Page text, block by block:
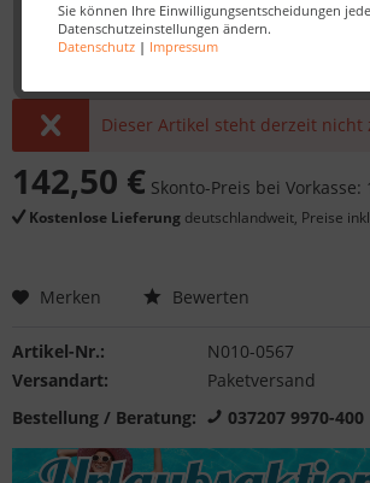
Sie können Ihre Einwilligungsentscheidungen
Datenschutzeinstellungen ändern.
Datenschutz| Impressum
Dieser Artikel steht derzeit nicht
142,50 € Skonto-Preis bei Vorkasse:
Kostenlose Lieferung deutschlandweit, Preise
Merken Bewerten
Artikel-Nr.:
N010-0567
Versandart:
Paketversand
Bestellung / Beratung:
037207 9970-400